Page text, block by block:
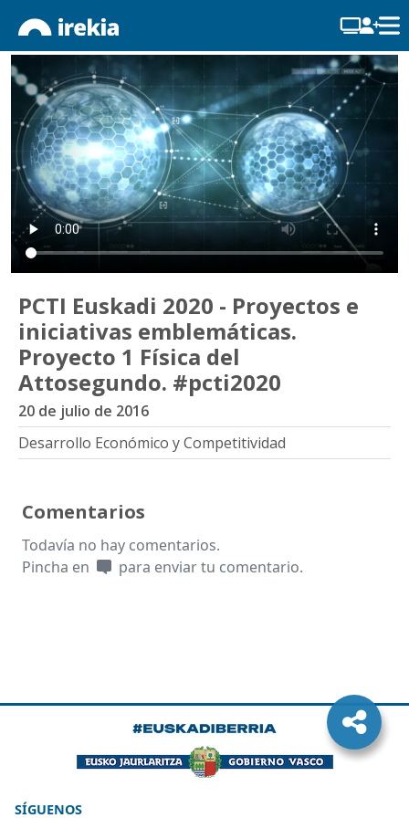
PCTI Euskadi 2020 - Proyectos e
iniciativas emblemáticas.
Proyecto 1 Física del
Attosegundo. #pcti2020
20 de julio de 2016
Desarrollo Económico y Competitividad
Comentarios
Todavía no hay comentarios.
Pincha en
para enviar tu comentario.
SÍGUENOS